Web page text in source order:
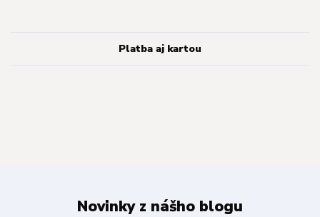
Platba aj kartou
Novinky z nášho blogu